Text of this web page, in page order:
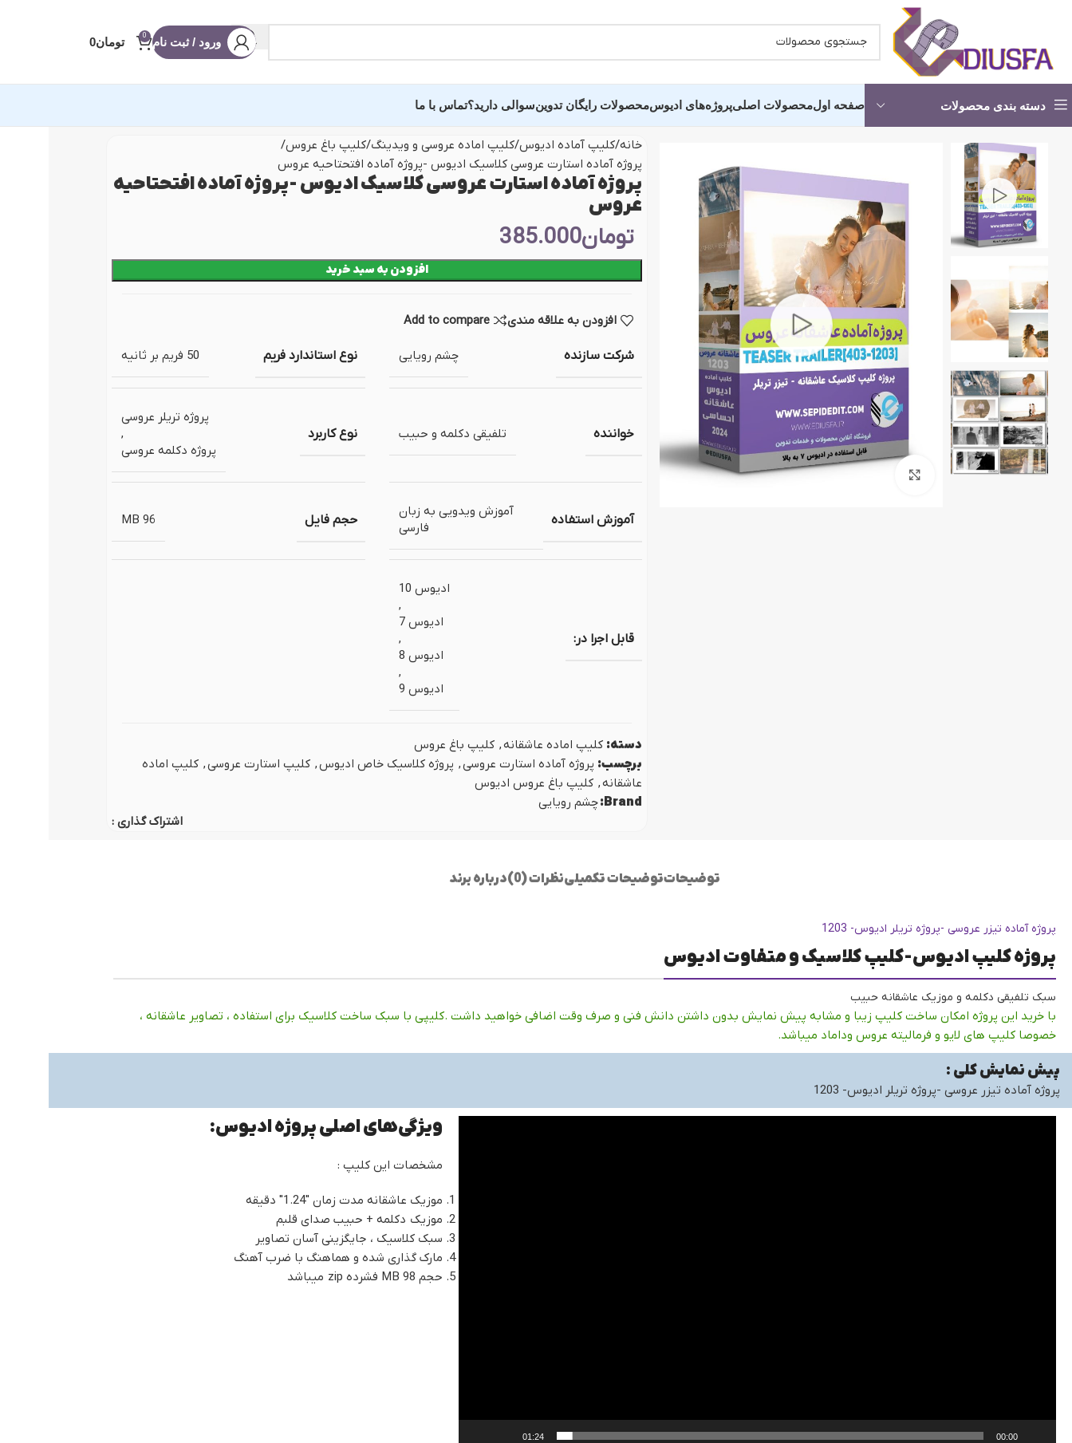
ورود / ثبت نام 0 تومان0
دسته بندی محصولات
کلیپ آماده عروسی -شروع مجلس
پروژه آماده استارت
کلیپ دکلمه عاشقانه
آماده شدن عروس و داماد
کلیپ آرایشگاه عروس
پروژه کلیپ باغ عروس
پروژه کلیپ مسیر- ماشین عروس
کلیپ آماده عروسی سالن وغیره
انچه خواهید دید و خلاصه فیلم
کلیپ آماده فرمالیته
کلیپ اماده عاشقانه عروس
کلیپ حنابندان
کلیپ رقص دونفره عروس و داماد
کلیپ رقص مجلس
کلیپ تیتراژ پایان عروسی
سایر پروژه و کلیپ آماده ادیوس
پروژه وله و میان‌برنامه
پروژه نمایش لوگو (لوگوموشن)
صفحه اولمحصولات اصلیپروژه‌های ادیوسمحصولات رایگان تدوینسوالی دارید؟تماس با ما
خانه کلیپ آماده ادیوس کلیپ اماده عروسی و ویدینگ کلیپ باغ عروس
پروژه آماده استارت عروسی کلاسیک ادیوس -پروژه آماده افتحتاحیه عروس
پروژه آماده استارت عروسی کلاسیک ادیوس -پروژه آماده افتحتاحیه
عروس
تومان385.000
افزودن به سبد خرید
افزودن به علاقه مندی Add to compare
شرکت سازنده چشم رویایی نوع استاندارد فریم 50 فریم بر ثانیه
خواننده تلفیقی دکلمه و حبیب نوع کاربرد
پروژه تریلر عروسی
,
پروژه دکلمه عروسی
آموزش استفاده
آموزش ویدویی به زبان
فارسی
حجم فایل 96 MB
قابل اجرا در:
ادیوس 10
,
ادیوس 7
,
ادیوس 8
,
ادیوس 9
دسته: کلیپ اماده عاشقانه, کلیپ باغ عروس
برچسب: پروژه آماده استارت عروسی, پروژه کلاسیک خاص ادیوس, کلیپ استارت عروسی, کلیپ اماده
عاشقانه, کلیپ باغ عروس ادیوس
Brand: چشم رویایی
اشتراک گذاری :
توضیحاتتوضیحات تکمیلینظرات (0) درباره برند
پروژه آماده تیزر عروسی -پروژه تریلر ادیوس- 1203
پروژه کلیپ ادیوس-کلیپ کلاسیک و متفاوت ادیوس
سبک تلفیقی دکلمه و موزیک عاشقانه حبیب
با خرید این پروژه امکان ساخت کلیپ زیبا و مشابه پیش نمایش بدون داشتن دانش فنی و صرف وقت اضافی خواهید داشت .کلیپی با سبک ساخت کلاسیک برای استفاده ، تصاویر عاشقانه ،
خصوصا کلیپ های لایو و فرمالیته عروس وداماد میباشد.
پیش نمایش کلی :
پروژه آماده تیزر عروسی -پروژه تریلر ادیوس- 1203
نمایشگر
00:00
01:24
ویژگی‌های اصلی پروژه ادیوس:
مشخصات این کلیپ :
موزیک عاشقانه مدت زمان "1.24" دقیقه
موزیک دکلمه + حبیب صدای قلبم
سبک کلاسیک ، جایگزینی آسان تصاویر
مارک گذاری شده و هماهنگ با ضرب آهنگ
حجم 98 MB فشرده zip میباشد